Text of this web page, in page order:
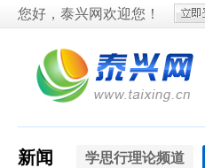
您好，泰兴网欢迎您！
新闻 学思行理论频道